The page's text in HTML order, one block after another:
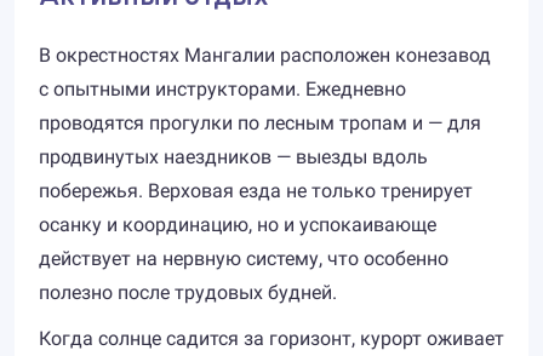
В окрестностях Мангалии расположен конезавод
с опытными инструкторами. Ежедневно
проводятся прогулки по лесным тропам и — для
продвинутых наездников — выезды вдоль
побережья. Верховая езда не только тренирует
осанку и координацию, но и успокаивающе
действует на нервную систему, что особенно
полезно после трудовых будней.
Когда солнце садится за горизонт, курорт оживает